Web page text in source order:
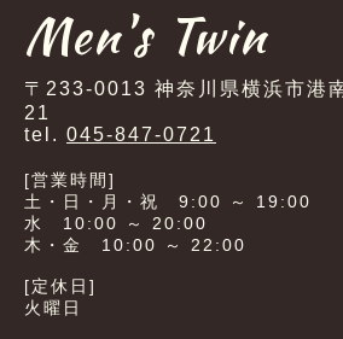
Men's Twin
〒233-0013 神奈川県横浜市港
21
tel. 045-847-0721
[営業時間]
土・日・月・祝 9:00 ～ 19:00
水 10:00 ～ 20:00
木・金 10:00 ～ 22:00
[定休日]
火曜日